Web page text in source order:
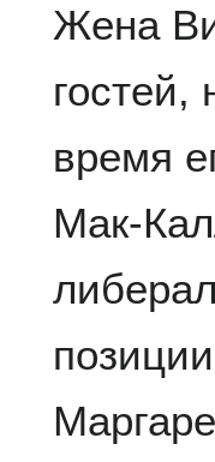
Жена
гостей,
время
Мак-